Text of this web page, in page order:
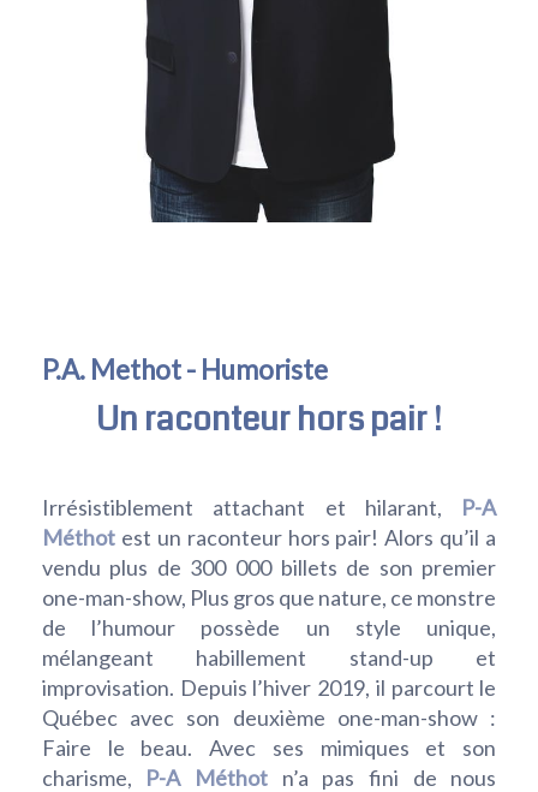
P.A. Methot - Humoriste
Un raconteur hors pair !
Irrésistiblement attachant et hilarant, P-A
Méthotest un raconteur hors pair! Alors qu’il a
vendu plus de 300 000 billets de son premier
one-man-show, Plus gros que nature, ce monstre
de l’humour possède un style unique,
mélangeant habillement stand-up et
improvisation. Depuis l’hiver 2019, il parcourt le
Québec avec son deuxième one-man-show :
Faire le beau. Avec ses mimiques et son
charisme, P-A Méthot n’a pas fini de nous